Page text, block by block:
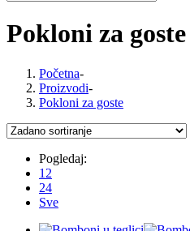
Pokloni za goste
Početna-
Proizvodi-
Pokloni za goste
Pogledaj:
12
24
Sve